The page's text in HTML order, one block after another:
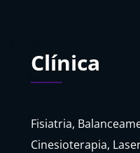
Clínica
Fisiatria,
Cinesioterapia,